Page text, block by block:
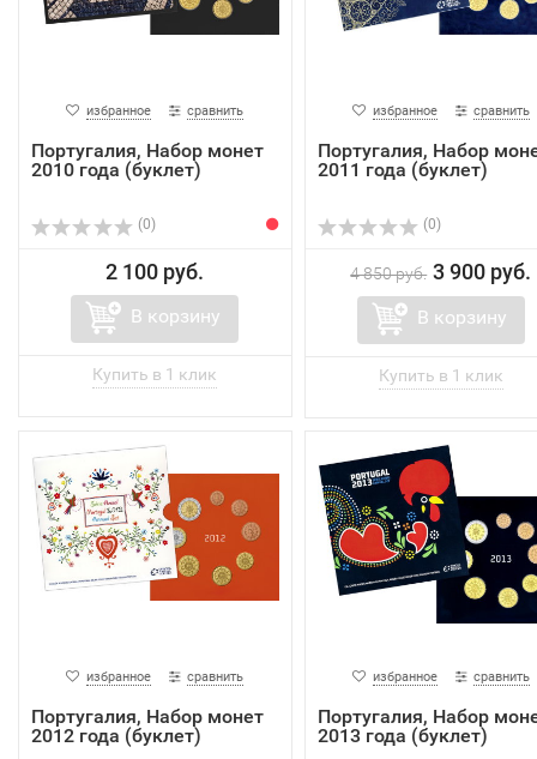
избранное сравнить
Португалия, Набор монет
2010 года (буклет)
(0)
2 100 руб.
В корзину
избранное сравнить
Португалия, Набор
2011 года (буклет)
(0)
4 850 руб. 3 900 руб.
В корзину
избранное сравнить
Португалия, Набор монет
2012 года (буклет)
избранное сравнить
Португалия, Набор
2013 года (буклет)